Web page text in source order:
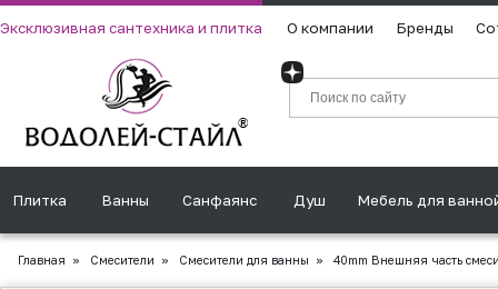
Эксклюзивная сантехника и плитка О компании Бренды
Плитка Ванны Санфаянс Душ Мебель для
Главная » Смесители » Смесители для ванны » 40mm Внешняя часть